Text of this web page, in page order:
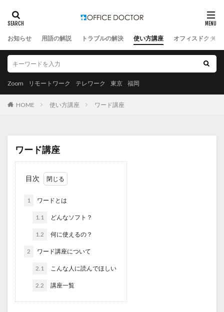
お知らせ 用語の解説 トラブルの解決 使い方講座 オフィスドクター
Zoom リモートワーク テレワーク 東京 福岡
HOME 使い方講座 ワード講座
ワード講座
目次
1 ワードとは
1.1 どんなソフト？
1.2 何に使えるの？
2 ワード講座について
2.1 こんな人に読んでほしい
2.2 講座一覧